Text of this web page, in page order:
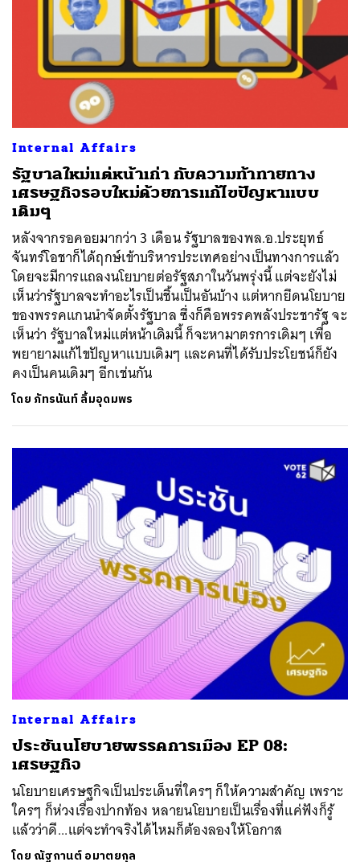
Internal Affairs
รัฐบาลใหม่แต่หน้าเก่า กับความท้าทายทาง
เศรษฐกิจรอบใหม่ด้วยการแก้ไขปัญหาแบบ
เดิมๆ
หลังจากรอคอยมากว่า 3 เดือน รัฐบาลของพล.อ.ประยุทธ์
จันทร์โอชาก็ได้ฤกษ์เข้าบริหารประเทศอย่างเป็นทางการแล้ว
โดยจะมีการแถลงนโยบายต่อรัฐสภาในวันพรุ่งนี้ แต่จะยังไม่
เห็นว่ารัฐบาลจะทำอะไรเป็นชิ้นเป็นอันบ้าง แต่หากยึดนโยบาย
ของพรรคแกนนำจัดตั้งรัฐบาล ซึ่งก็คือพรรคพลังประชารัฐ จะ
เห็นว่า รัฐบาลใหม่แต่หน้าเดิมนี้ ก็จะหามาตรการเดิมๆ เพื่อ
พยายามแก้ไขปัญหาแบบเดิมๆ และคนที่ได้รับประโยชน์ก็ยัง
คงเป็นคนเดิมๆ อีกเช่นกัน
โดย ภัทรนันท์ ลิ้มอุดมพร
Internal Affairs
ประชันนโยบายพรรคการเมือง EP 08:
เศรษฐกิจ
นโยบายเศรษฐกิจเป็นประเด็นที่ใครๆ ก็ให้ความสำคัญ เพราะ
ใครๆ ก็ห่วงเรื่องปากท้อง หลายนโยบายเป็นเรื่องที่แค่ฟังก็รู้
แล้วว่าดี...แต่จะทำจริงได้ไหมก็ต้องลองให้โอกาส
โดย ณัฐกานต์ อมาตยกุล